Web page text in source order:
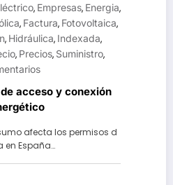
, Empresas, Energia,
, Factura, Fotovoltaica,
, Hidráulica, Indexada,
, Precios, Suministro,
acceso y conexión
afecta los permisos d
en España…